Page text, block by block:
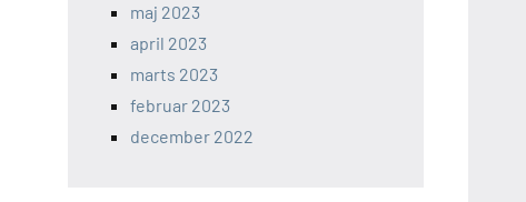
maj 2023
april 2023
marts 2023
februar 2023
december 2022